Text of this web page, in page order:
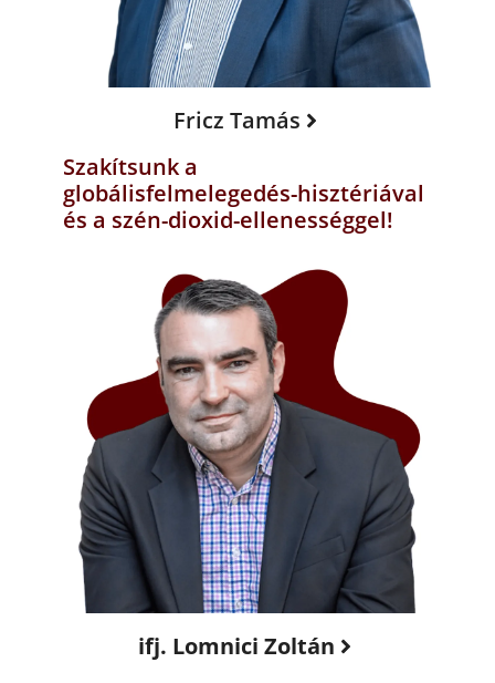
Fricz Tamás
Szakítsunk a
globálisfelmelegedés-hisztériával
és a szén-dioxid-ellenességgel!
ifj. Lomnici Zoltán